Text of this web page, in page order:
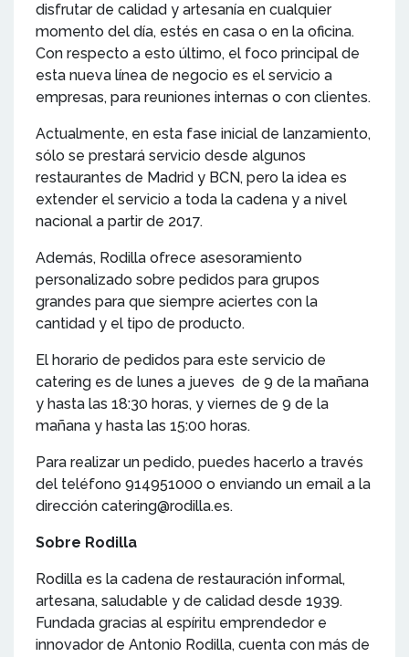
disfrutar de calidad y artesanía en cualquier
momento del día, estés en casa o en la oficina.
Con respecto a esto último, el foco principal de
esta nueva línea de negocio es el servicio a
empresas, para reuniones internas o con clientes.
Actualmente, en esta fase inicial de lanzamiento,
sólo se prestará servicio desde algunos
restaurantes de Madrid y BCN, pero la idea es
extender el servicio a toda la cadena y a nivel
nacional a partir de 2017.
Además, Rodilla ofrece asesoramiento
personalizado sobre pedidos para grupos
grandes para que siempre aciertes con la
cantidad y el tipo de producto.
El horario de pedidos para este servicio de
catering es de lunes a jueves de 9 de la mañana
y hasta las 18:30 horas, y viernes de 9 de la
mañana y hasta las 15:00 horas.
Para realizar un pedido, puedes hacerlo a través
del teléfono 914951000 o enviando un email a la
dirección catering@rodilla.es.
Sobre Rodilla
Rodilla es la cadena de restauración informal,
artesana, saludable y de calidad desde 1939.
Fundada gracias al espíritu emprendedor e
innovador de Antonio Rodilla, cuenta con más de